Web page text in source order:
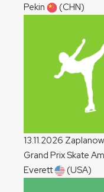
Pekin
(CHN)
13.11.2026
Grand Prix Skate
Everett
(USA)